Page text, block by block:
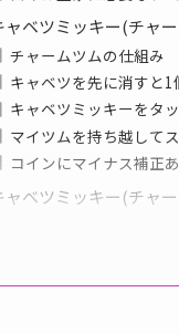
ャベツミッキー(チャ
チャームツムの仕組み
キャベツを先に消すと
キャベツミッキーをタ
マイツムを持ち越して
コインにマイナス補正
ャベツミッキー(チャ